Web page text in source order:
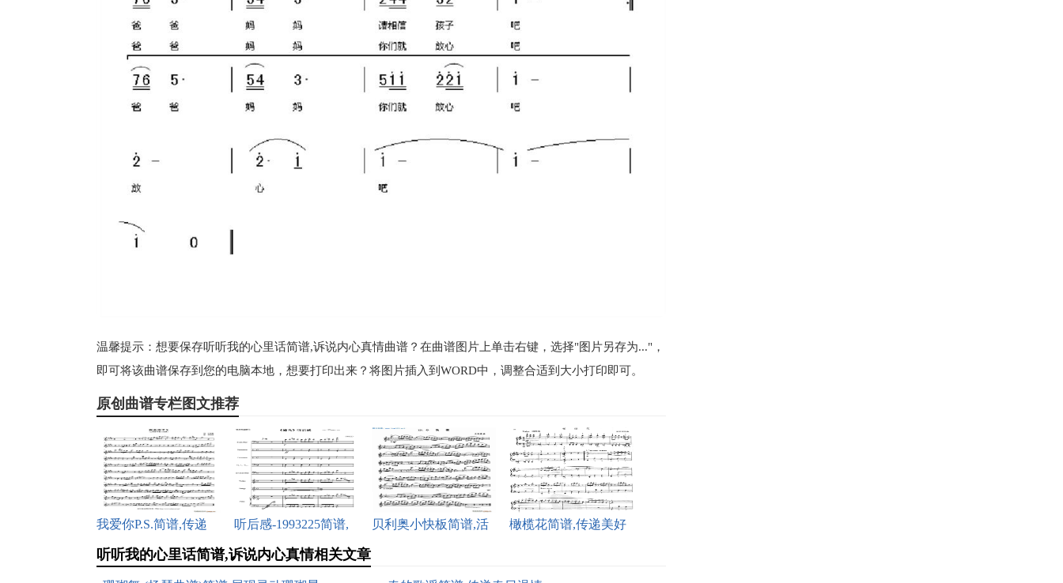
温馨提示：想要保存听听我的心里话简谱,诉说内心真情曲谱？在曲谱图片上单击右键，选择"图片另存为..."，
即可将该曲谱保存到您的电脑本地，想要打印出来？将图片插入到WORD中，调整合适到大小打印即可。
原创曲谱专栏图文推荐
我爱你P.S.简谱,传递 听后感-1993225简谱, 贝利奥小快板简谱,活 橄榄花简谱,传递美好
听听我的心里话简谱,诉说内心真情相关文章